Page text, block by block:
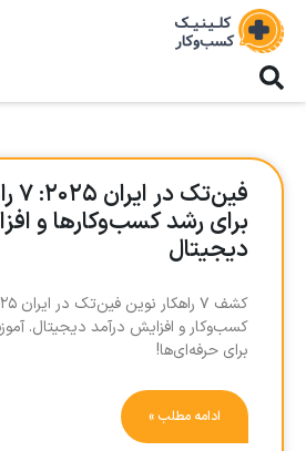
برای رشد کسب‌وکارها و
دیجیتال
کسب‌وکار و افزایش درآمد دیجیتال.
برای حرفه‌ای‌ها!
ادامه مطلب »